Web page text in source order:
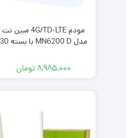
مودم 4G/TD-LTE مبین نت
مدل MN6200 D با بسته 30
۸,۹۸۵,۰۰۰تومان